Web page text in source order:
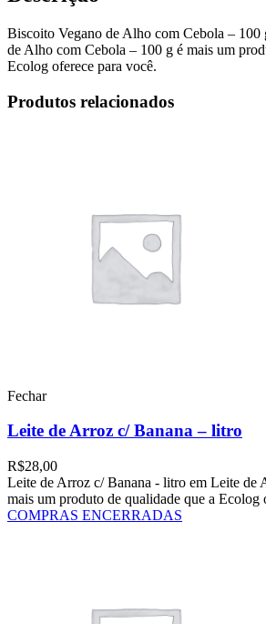
Biscoito Vegano de Alho com Cebola – 100
de Alho com Cebola – 100 g é mais um
Ecolog oferece para você.
Produtos relacionados
Fechar
Leite de Arroz c/ Banana – litro
R$28,00
Leite de Arroz c/ Banana - litro em Leite de
mais um produto de qualidade que a Ecolog
COMPRAS ENCERRADAS